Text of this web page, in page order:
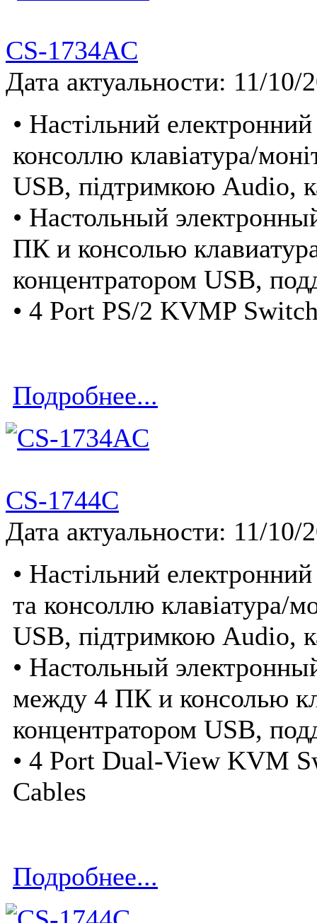
CS-1734AC
Дата актуальности: 11/10/
• Настільний
консоллю клавіатура/
USB, підтримкою Audio,
• Настольный
ПК и консолью
концентратором USB,
• 4 Port PS/2 KVMP
Подробнее...
CS-1744C
Дата актуальности: 11/10/
• Настільний
та консоллю клавіатура/
USB, підтримкою Audio,
• Настольный
между 4 ПК и консолью
концентратором USB,
• 4 Port Dual-View KVM
Cables
Подробнее...